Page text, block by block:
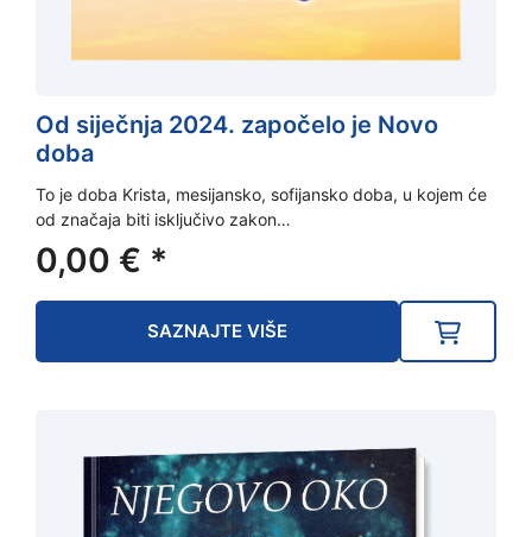
Od siječnja 2024. započelo je Novo
doba
To je doba Krista, mesijansko, sofijansko doba, u kojem će
od značaja biti isključivo zakon…
0,00 € *
SAZNAJTE VIŠE